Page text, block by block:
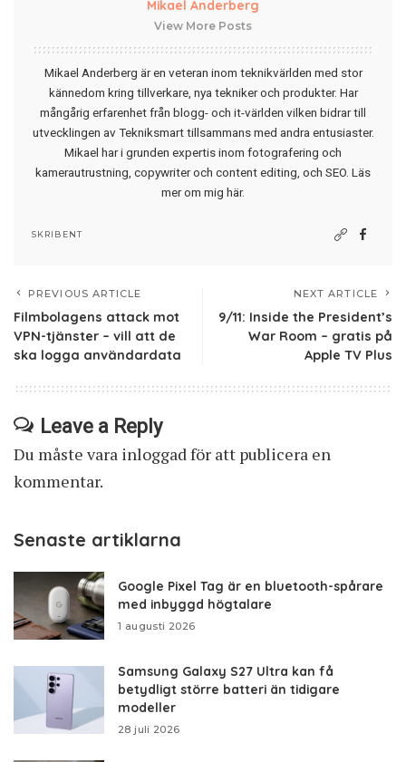
Mikael Anderberg
View More Posts
Mikael Anderberg är en veteran inom teknikvärlden med stor
kännedom kring tillverkare, nya tekniker och produkter. Har
mångårig erfarenhet från blogg- och it-världen vilken bidrar till
utvecklingen av Tekniksmart tillsammans med andra entusiaster.
Mikael har i grunden expertis inom fotografering och
kamerautrustning, copywriter och content editing, och SEO. Läs
mer om mig här.
SKRIBENT
PREVIOUS ARTICLE
Filmbolagens attack mot
VPN-tjänster – vill att de
ska logga användardata
NEXT ARTICLE
9/11: Inside the President’s
War Room – gratis på
Apple TV Plus
Leave a Reply
Du måste vara inloggadför att publicera en
kommentar.
Senaste artiklarna
Google Pixel Tag är en bluetooth-spårare
med inbyggd högtalare
1 augusti 2026
Samsung Galaxy S27 Ultra kan få
betydligt större batteri än tidigare
modeller
28 juli 2026